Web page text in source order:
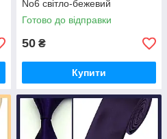
No6 світло-бежевий
Готово до відправки
50 ₴
Купити